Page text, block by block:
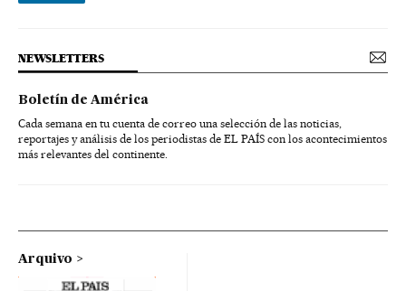
NEWSLETTERS
Boletín de América
Cada semana en tu cuenta de correo una selección de las noticias,
reportajes y análisis de los periodistas de EL PAÍS con los acontecimientos
más relevantes del continente.
Arquivo